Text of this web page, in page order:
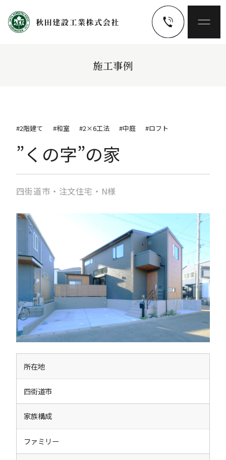
施工事例
#2階建て #和室 #2×6工法 #中庭 #ロフト
”くの字”の家
四街道市・注文住宅・N様
所在地
四街道市
家族構成
ファミリー